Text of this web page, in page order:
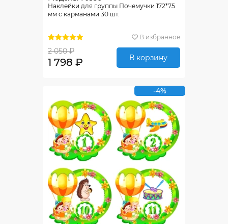
Наклейки для группы Почемучки 172*75
мм с карманами 30 шт.
В избранное
2 050 ₽
1 798 ₽ В корзину
-4%